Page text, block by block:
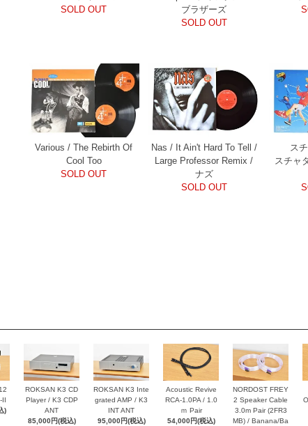
SOLD OUT
ブラザーズ
SOLD OUT
Various / The Rebirth Of
Cool Too
SOLD OUT
Nas / It Ain't Hard To Tell /
Large Professor Remix /
ナズ
SOLD OUT
ス
スチャ
II
)
ROKSAN K3 CD
Player / K3 CDP
ANT
85,000円(税込)
ROKSAN K3 Inte
grated AMP / K3
INT ANT
95,000円(税込)
Acoustic Revive
RCA-1.0PA / 1.0
ｍ Pair
54,000円(税込)
NORDOST FREY
2 Speaker Cable
3.0m Pair (2FR3
MB) / Banana/Ba